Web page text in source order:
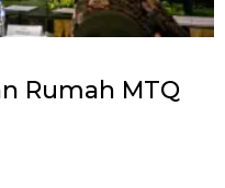
Rumah MTQ